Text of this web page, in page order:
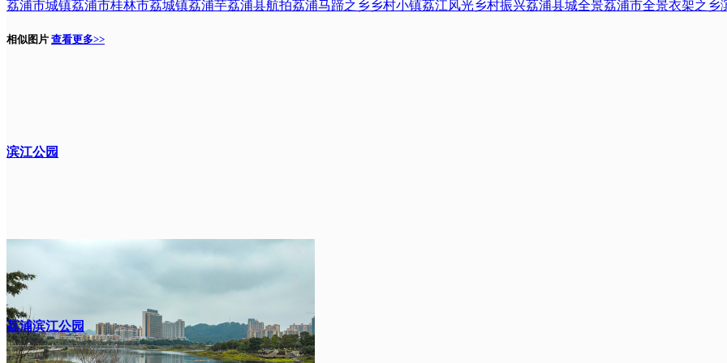
荔浦市城镇荔浦市桂林市荔城镇荔浦芋荔浦县航拍荔浦马蹄之乡乡村小镇荔江风光乡村振兴荔浦县城全景荔浦市全景衣架之乡
相似图片 查看更多>>
滨江公园
荔浦滨江公园